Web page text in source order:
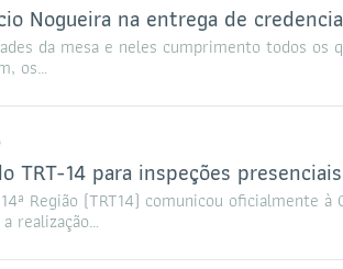
Nogueira na entrega de
da mesa e neles cumprimento todos os
os…
TRT-14 para inspeções
Região (TRT14) comunicou oficialmente
realização…